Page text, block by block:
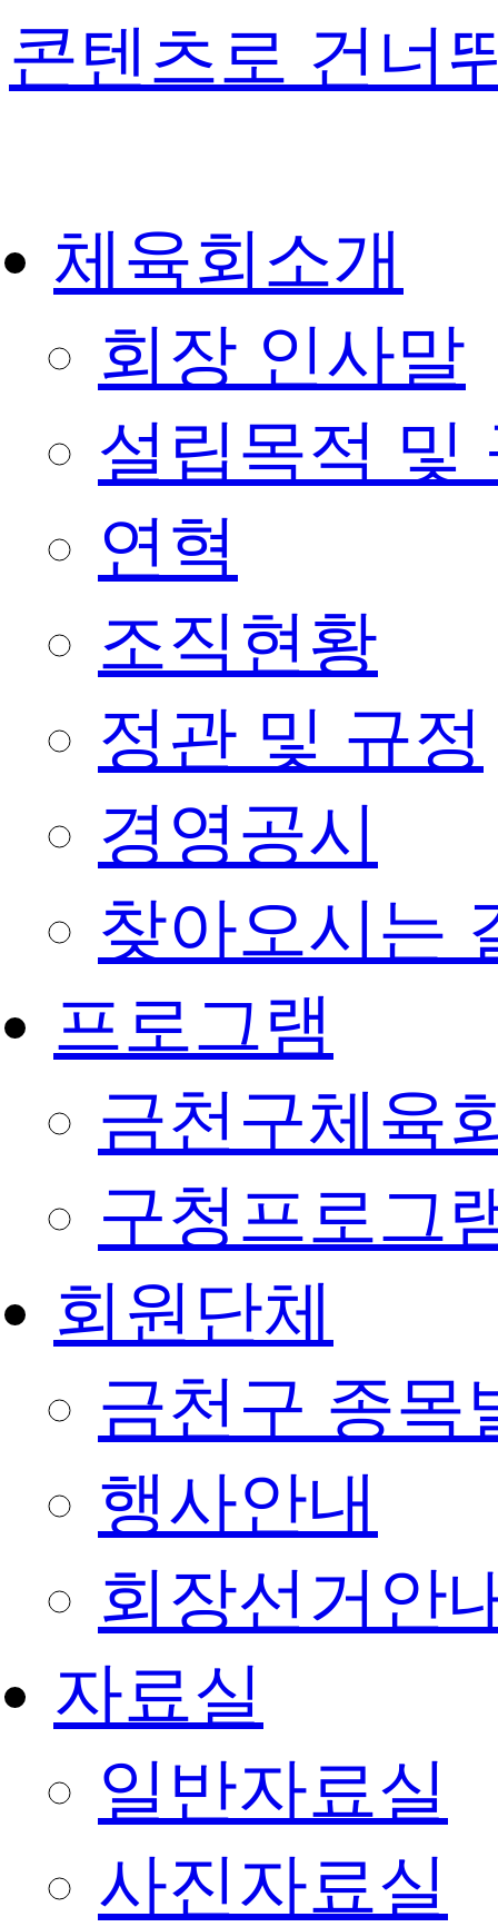
콘텐츠로 건너
체육회소개
회장 인사말
설립목적 및
연혁
조직현황
정관 및 규정
경영공시
찾아오시는
프로그램
금천구체육
구청프로그
회원단체
금천구 종목
행사안내
회장선거안
자료실
일반자료실
사진자료실